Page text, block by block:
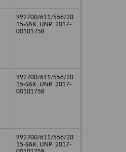
992700/611/556/20
15-SAK; UNP: 2017-
00101758
992700/611/556/20
15-SAK; UNP: 2017-
00101758
992700/611/556/20
15-SAK; UNP: 2017-